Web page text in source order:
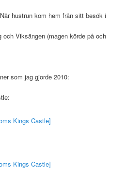
hustrun kom hem från sitt besök i
och Viksängen (magen körde på och
som jag gjorde 2010: